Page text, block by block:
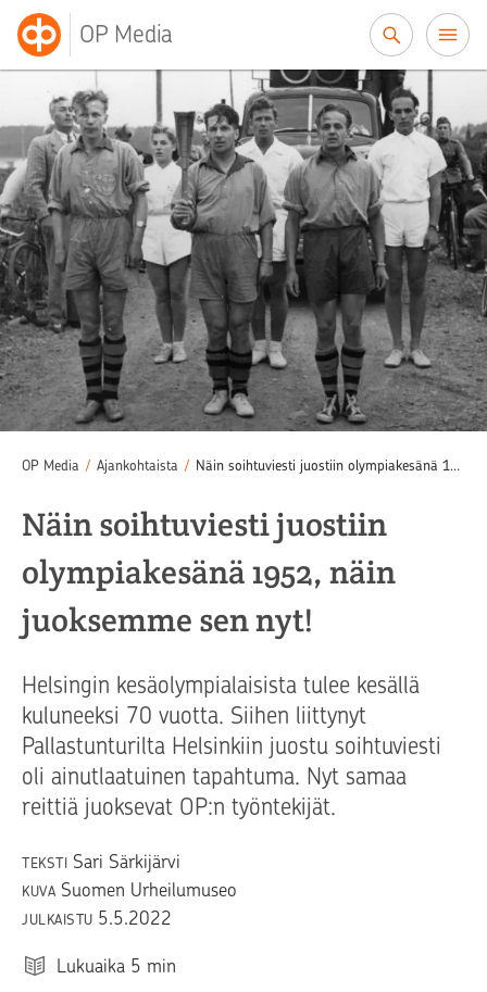
OP Media
OP Media / Ajankohtaista / Näin soihtuviesti juostiin olympiakesänä 1952, näin juoksemme sen nyt!
Näin soihtuviesti juostiin
olympiakesänä 1952, näin
juoksemme sen nyt!
Helsingin kesäolympialaisista tulee kesällä
kuluneeksi 70 vuotta. Siihen liittynyt
Pallastunturilta Helsinkiin juostu soihtuviesti
oli ainutlaatuinen tapahtuma. Nyt samaa
reittiä juoksevat OP:n työntekijät.
TEKSTI Sari Särkijärvi
KUVA Suomen Urheilumuseo
JULKAISTU 5.5.2022
Lukuaika 5 min